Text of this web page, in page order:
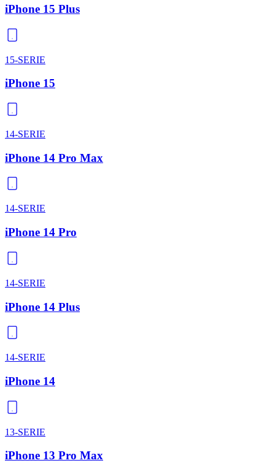
iPhone 15 Plus
15-SERIE
iPhone 15
14-SERIE
iPhone 14 Pro Max
14-SERIE
iPhone 14 Pro
14-SERIE
iPhone 14 Plus
14-SERIE
iPhone 14
13-SERIE
iPhone 13 Pro Max